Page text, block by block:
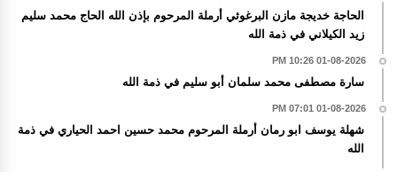
الحاجة خديجة مازن البرغوثي أرملة المرحوم بإذن الله الحاج محمد سليم
زيد الكيلاني في ذمة الله
01-08-2026 10:26 PM
سارة مصطفى محمد سلمان أبو سليم في ذمة الله
01-08-2026 07:01 PM
شهلة يوسف ابو رمان أرملة المرحوم محمد حسين احمد الحياري في ذمة
الله